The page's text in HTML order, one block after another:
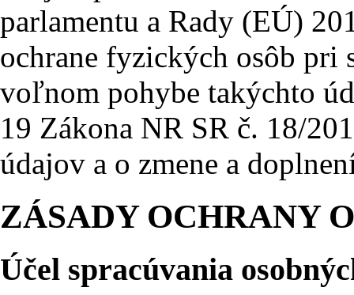
parlamentu a Rady (EÚ)
ochrane fyzických osôb pri
voľnom pohybe takýchto
19 Zákona NR SR č. 18/
údajov a o zmene a
ZÁSADY OCHRANY
Účel spracúvania